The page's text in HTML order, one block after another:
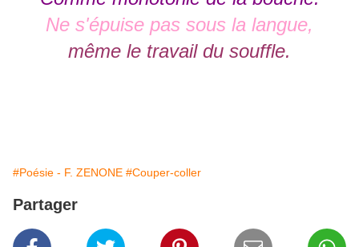
Ne s'épuise pas sous la langue,
même le travail du souffle.
#Poésie - F. ZENONE #Couper-coller
Partager